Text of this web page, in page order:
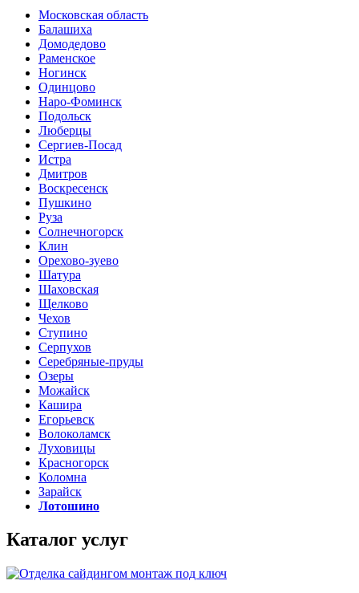
Московская область
Балашиха
Домодедово
Раменское
Ногинск
Одинцово
Наро-Фоминск
Подольск
Люберцы
Сергиев-Посад
Истра
Дмитров
Воскресенск
Пушкино
Руза
Солнечногорск
Клин
Орехово-зуево
Шатура
Шаховская
Щелково
Чехов
Ступино
Серпухов
Серебряные-пруды
Озеры
Можайск
Кашира
Егорьевск
Волоколамск
Луховицы
Красногорск
Коломна
Зарайск
Лотошино
Каталог услуг